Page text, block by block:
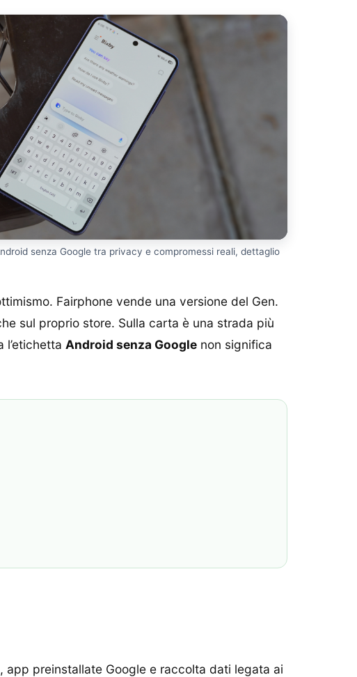
senza Google tra privacy e compromessi reali, dettaglio
Fairphone vende una versione del Gen.
sul proprio store. Sulla carta è una strada più
Android senza Google non significa
app preinstallate Google e raccolta dati legata ai